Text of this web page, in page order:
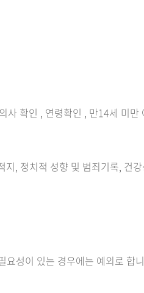
확인 , 연령확인 , 만14세 미만
, 정치적 성향 및 범죄기록, 건
요성이 있는 경우에는 예외로 합